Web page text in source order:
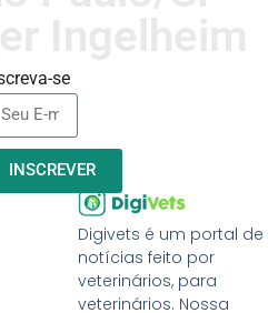
Digivets é um portal de
notícias feito por
veterinários, para
veterinários. Nossa
e
se
INSCREVER